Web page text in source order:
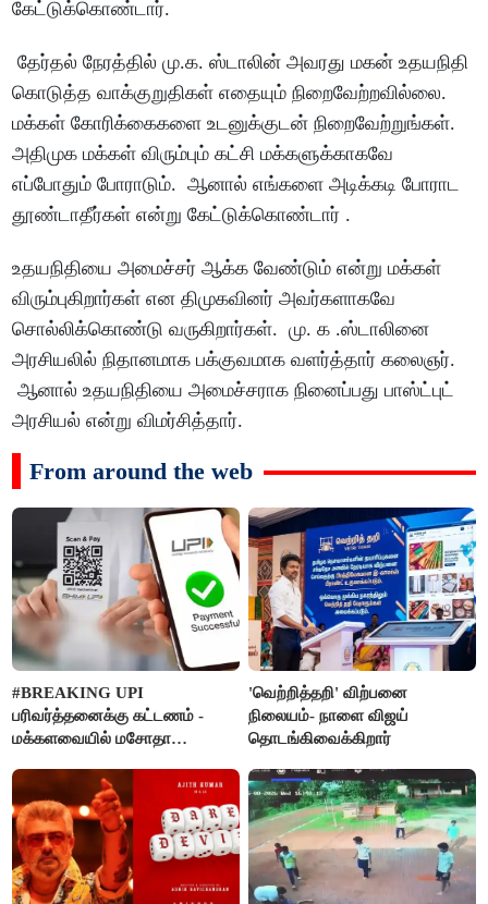
கேட்டுக்கொண்டார்.
தேர்தல் நேரத்தில் மு.க. ஸ்டாலின் அவரது மகன் உதயநிதி
கொடுத்த வாக்குறுதிகள் எதையும் நிறைவேற்றவில்லை.
மக்கள் கோரிக்கைகளை உடனுக்குடன் நிறைவேற்றுங்கள்.
அதிமுக மக்கள் விரும்பும் கட்சி மக்களுக்காகவே
எப்போதும் போராடும். ஆனால் எங்களை அடிக்கடி போராட
தூண்டாதீர்கள் என்று கேட்டுக்கொண்டார் .
உதயநிதியை அமைச்சர் ஆக்க வேண்டும் என்று மக்கள்
விரும்புகிறார்கள் என திமுகவினர் அவர்களாகவே
சொல்லிக்கொண்டு வருகிறார்கள். மு. க .ஸ்டாலினை
அரசியலில் நிதானமாக பக்குவமாக வளர்த்தார் கலைஞர்.
ஆனால் உதயநிதியை அமைச்சராக நினைப்பது பாஸ்ட்புட்
அரசியல் என்று விமர்சித்தார்.
From around the web
#BREAKING UPI
பரிவர்த்தனைக்கு கட்டணம் -
மக்களவையில் மசோதா
'வெற்றித்தறி' விற்பனை
நிலையம்- நாளை விஜய்
தொடங்கிவைக்கிறார்